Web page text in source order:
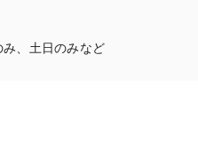
、土日のみなど